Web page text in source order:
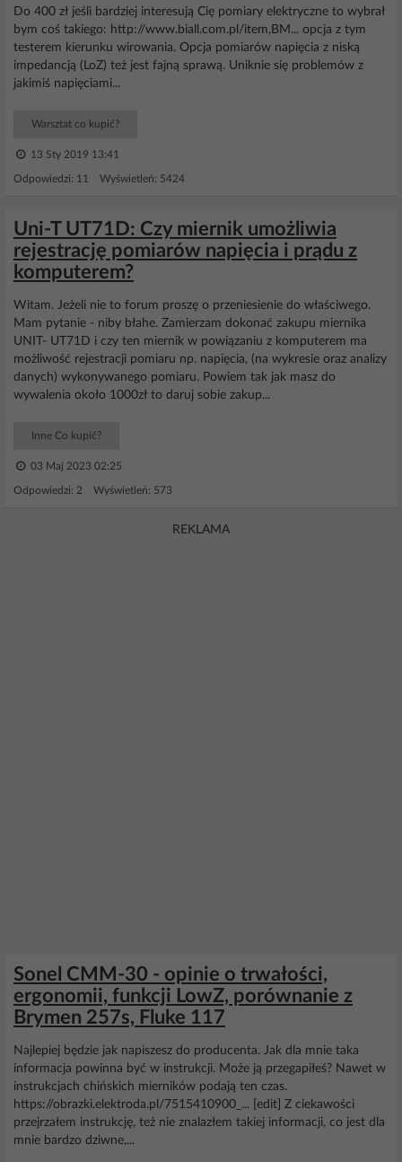
Do 400 zł jeśli bardziej interesują Cię pomiary elektryczne to wybrał
bym coś takiego: http://www.biall.com.pl/item,BM... opcja z tym
testerem kierunku wirowania. Opcja pomiarów napięcia z niską
impedancją (LoZ) też jest fajną sprawą. Uniknie się problemów z
jakimiś napięciami...
Warsztat co kupić?
13 Sty 2019 13:41
Odpowiedzi: 11 Wyświetleń: 5424
Uni-T UT71D: Czy miernik umożliwia
rejestrację pomiarów napięcia i prądu z
komputerem?
Witam. Jeżeli nie to forum proszę o przeniesienie do właściwego.
Mam pytanie - niby błahe. Zamierzam dokonać zakupu miernika
UNIT- UT71D i czy ten miernik w powiązaniu z komputerem ma
możliwość rejestracji pomiaru np. napięcia, (na wykresie oraz analizy
danych) wykonywanego pomiaru. Powiem tak jak masz do
wywalenia około 1000zł to daruj sobie zakup...
Inne Co kupić?
03 Maj 2023 02:25
Odpowiedzi: 2 Wyświetleń: 573
REKLAMA
Sonel CMM-30 - opinie o trwałości,
ergonomii, funkcji LowZ, porównanie z
Brymen 257s, Fluke 117
Najlepiej będzie jak napiszesz do producenta. Jak dla mnie taka
informacja powinna być w instrukcji. Może ją przegapiłeś? Nawet w
instrukcjach chińskich mierników podają ten czas.
https://obrazki.elektroda.pl/7515410900_... [edit] Z ciekawości
przejrzałem instrukcję, też nie znalazłem takiej informacji, co jest dla
mnie bardzo dziwne,...